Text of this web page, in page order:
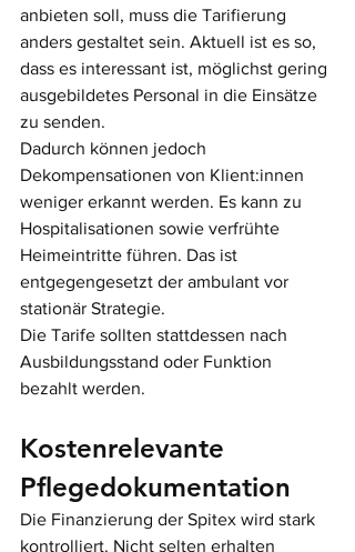
anbieten soll, muss die Tarifierung
anders gestaltet sein. Aktuell ist es so,
dass es interessant ist, möglichst gering
ausgebildetes Personal in die Einsätze
zu senden.
Dadurch können jedoch
Dekompensationen von Klient:innen
weniger erkannt werden. Es kann zu
Hospitalisationen sowie verfrühte
Heimeintritte führen. Das ist
entgegengesetzt der ambulant vor
stationär Strategie.
Die Tarife sollten stattdessen nach
Ausbildungsstand oder Funktion
bezahlt werden.
Kostenrelevante
Pflegedokumentation
Die Finanzierung der Spitex wird stark
kontrolliert. Nicht selten erhalten